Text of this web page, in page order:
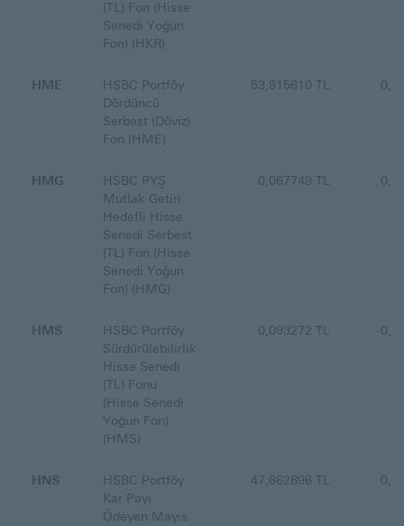
(TL) Fon (Hisse
Senedi Yoğun
Fon) (HKR)
HME
HSBC Portföy
Dördüncü
Serbest (Döviz)
Fon (HME)
53,915610 TL
HMG
HSBC PYŞ
Mutlak Getiri
Hedefli Hisse
Senedi Serbest
(TL) Fon (Hisse
Senedi Yoğun
Fon) (HMG)
0,067749 TL
HMS
HSBC Portföy
Sürdürülebilirlik
Hisse Senedi
(TL) Fonu
(Hisse Senedi
Yoğun Fon)
(HMS)
0,093272 TL -
HNS
HSBC Portföy
Kar Payı
Ödeyen Mayıs
47,662896 TL